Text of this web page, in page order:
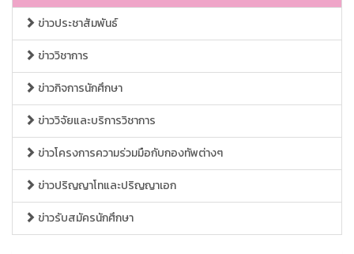
ข่าวประชาสัมพันธ์
ข่าววิชาการ
ข่าวกิจการนักศึกษา
ข่าววิจัยและบริการวิชาการ
ข่าวโครงการความร่วมมือกับกองทัพต่างๆ
ข่าวปริญญาโทและปริญญาเอก
ข่าวรับสมัครนักศึกษา